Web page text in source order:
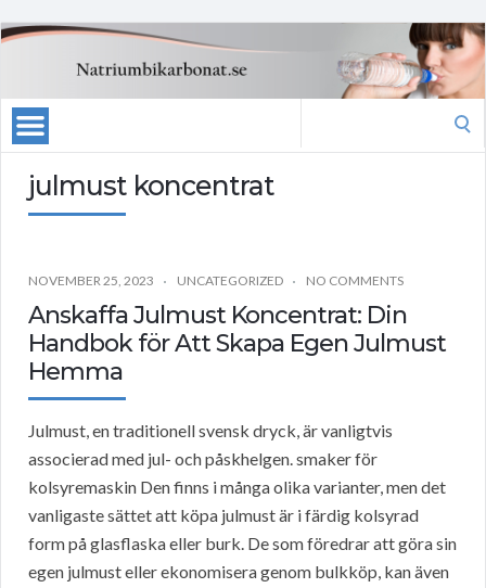
julmust koncentrat
NOVEMBER 25, 2023 UNCATEGORIZED NO COMMENTS
Anskaffa Julmust Koncentrat: Din
Handbok för Att Skapa Egen Julmust
Hemma
Julmust, en traditionell svensk dryck, är vanligtvis
associerad med jul- och påskhelgen. smaker för
kolsyremaskin Den finns i många olika varianter, men det
vanligaste sättet att köpa julmust är i färdig kolsyrad
form på glasflaska eller burk. De som föredrar att göra sin
egen julmust eller ekonomisera genom bulkköp, kan även